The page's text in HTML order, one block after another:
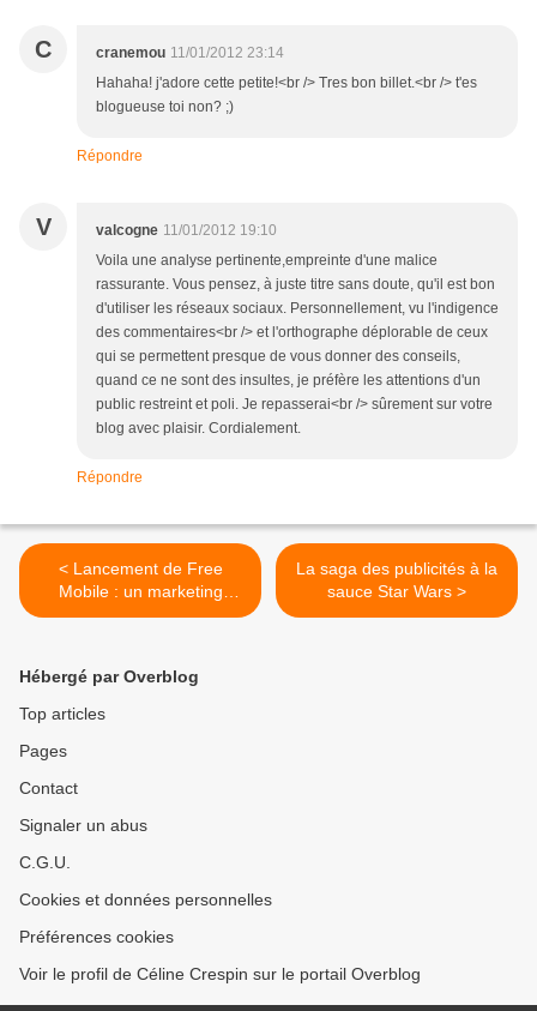
C cranemou 11/01/2012 23:14
Hahaha! j'adore cette petite!<br /> Tres bon billet.<br /> t'es
blogueuse toi non? ;)
Répondre
V valcogne 11/01/2012 19:10
Voila une analyse pertinente,empreinte d'une malice
rassurante. Vous pensez, à juste titre sans doute, qu'il est bon
d'utiliser les réseaux sociaux. Personnellement, vu l'indigence
des commentaires<br /> et l'orthographe déplorable de ceux
qui se permettent presque de vous donner des conseils,
quand ce ne sont des insultes, je préfère les attentions d'un
public restreint et poli. Je repasserai<br /> sûrement sur votre
blog avec plaisir. Cordialement.
Répondre
< Lancement de Free
Mobile : un marketing
version Apple !
La saga des publicités à la
sauce Star Wars >
Hébergé par Overblog
Top articles
Pages
Contact
Signaler un abus
C.G.U.
Cookies et données personnelles
Préférences cookies
Voir le profil de Céline Crespin sur le portail Overblog